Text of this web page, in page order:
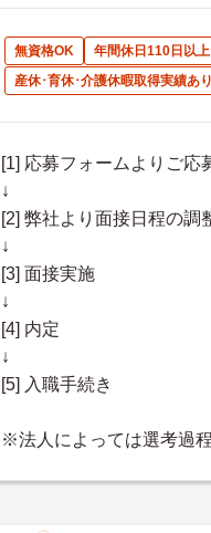
無資格OK 年間休日110日以上
産休･育休･介護休暇取得実績あり
[1] 応募フォームよりご応
↓
[2] 弊社より面接日程の調
↓
[3] 面接実施
↓
[4] 内定
↓
[5] 入職手続き
※法人によっては選考過